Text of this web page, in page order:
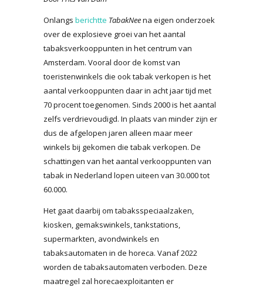
Onlangs berichtte TabakNeena eigen onderzoek
over de explosieve groei van het aantal
tabaksverkooppunten in het centrum van
Amsterdam. Vooral door de komst van
toeristenwinkels die ook tabak verkopen is het
aantal verkooppunten daar in acht jaar tijd met
70 procent toegenomen. Sinds 2000 is het aantal
zelfs verdrievoudigd. In plaats van minder zijn er
dus de afgelopen jaren alleen maar meer
winkels bij gekomen die tabak verkopen. De
schattingen van het aantal verkooppunten van
tabak in Nederland lopen uiteen van 30.000 tot
60.000.
Het gaat daarbij om tabaksspeciaalzaken,
kiosken, gemakswinkels, tankstations,
supermarkten, avondwinkels en
tabaksautomaten in de horeca. Vanaf 2022
worden de tabaksautomaten verboden. Deze
maatregel zal horecaexploitanten er